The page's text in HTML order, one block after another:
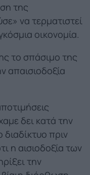
της
να τερματιστεί
οικονομία.
το σπάσιμο της
απαισιοδοξία
δει κατά την
διαδίκτυο πριν
η αισιοδοξία των
την